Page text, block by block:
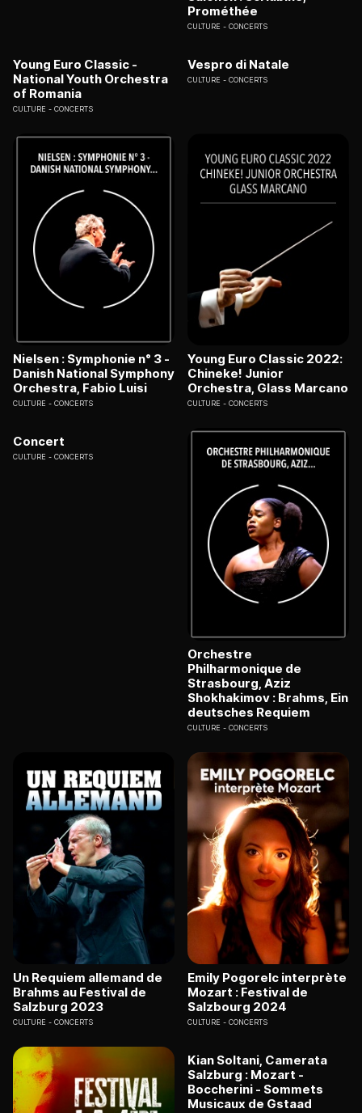
Prométhée
CULTURE CONCERTS
Young Euro Classic -
National Youth Orchestra
of Romania
CULTURE CONCERTS
Vespro di Natale
CULTURE CONCERTS
Nielsen : Symphonie n° 3 -
Danish National Symphony
Orchestra, Fabio Luisi
CULTURE CONCERTS
Young Euro Classic 2022:
Chineke! Junior
Orchestra, Glass Marcano
CULTURE CONCERTS
Concert
CULTURE CONCERTS
Orchestre
Philharmonique de
Strasbourg, Aziz
Shokhakimov : Brahms, Ein
deutsches Requiem
CULTURE CONCERTS
Un Requiem allemand de
Brahms au Festival de
Salzburg 2023
CULTURE CONCERTS
Emily Pogorelc interprète
Mozart : Festival de
Salzbourg 2024
CULTURE CONCERTS
Kian Soltani, Camerata
Salzburg : Mozart -
Boccherini - Sommets
Musicaux de Gstaad